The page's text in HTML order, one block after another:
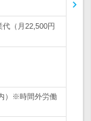
（月22,500円
）※時間外労働